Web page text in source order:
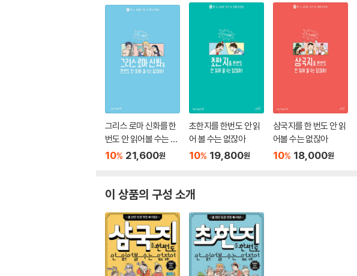
그리스 로마 신화를 한
번도 안 읽어볼 수는 없
잖아
10% 21,600원
초한지를 한번도 안 읽
어 볼 수는 없잖아
10% 19,800원
삼국지를 한 번도 안 읽
어볼 수는 없잖아
10% 18,000원
이 상품의 구성 소개